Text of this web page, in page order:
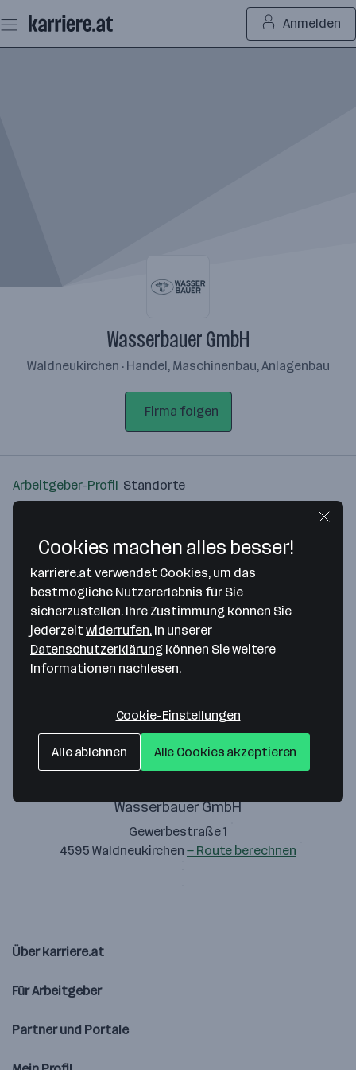
Seiteninhalt
springen
Anmelden
Wasserbauer GmbH
Waldneukirchen · Handel, Maschinenbau, Anlagenbau
Firma folgen
Arbeitgeber-Profil Standorte
Bitte stimme unseren Cookie-
Richtlinien zu, um diese Karte
anzuzeigen.
Wasserbauer GmbH
Gewerbestraße 1
4595 Waldneukirchen — Route berechnen
Über karriere.at
Für Arbeitgeber
Partner und Portale
Cookies machen alles besser!
karriere.at verwendet Cookies, um das
bestmögliche Nutzererlebnis für Sie
sicherzustellen. Ihre Zustimmung können Sie
jederzeitwiderrufen. In unserer
Datenschutzerklärung können Sie weitere
Informationen nachlesen.
Cookie-Einstellungen
Alle ablehnen Alle Cookies akzeptieren